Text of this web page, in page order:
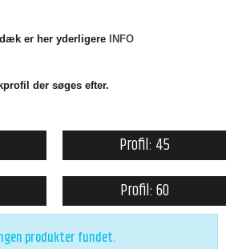
er her yderligere INFO
der søges efter.
Profil: 45
Profil: 60
produkter fundet.